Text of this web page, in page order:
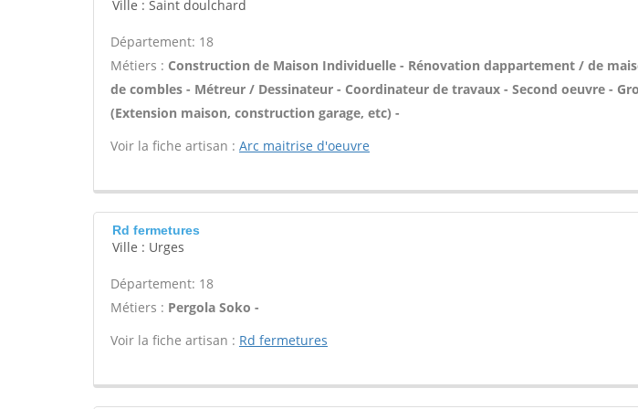
Ville : Saint doulchard
Département: 18
Métiers : Construction de Maison Individuelle - Rénovation dappartement / de
de combles - Métreur / Dessinateur - Coordinateur de travaux - Second oeuvre -
(Extension maison, construction garage, etc) -
Voir la fiche artisan : Arc maitrise d'oeuvre
Rd fermetures
Ville : Urges
Département: 18
Métiers : Pergola Soko -
Voir la fiche artisan : Rd fermetures